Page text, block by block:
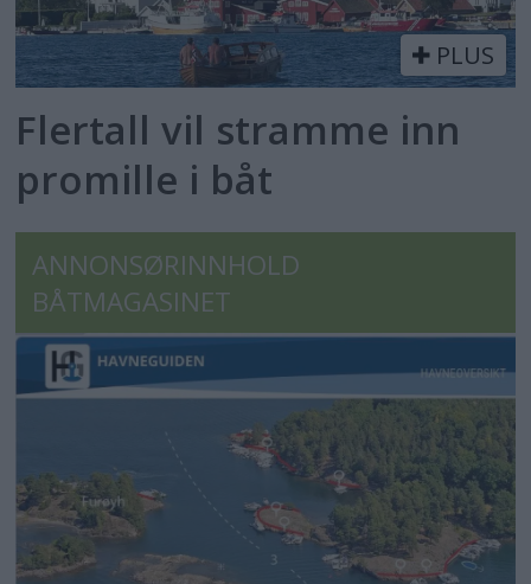
PLUS
Flertall vil stramme inn
promille i båt
ANNONSØRINNHOLD
BÅTMAGASINET